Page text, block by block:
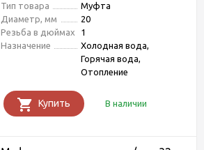
Тип товара
Муфта
Диаметр, мм
20
Резьба в дюймах
1
Назначение
Холодная вода,
Горячая вода,
Отопление
Купить В наличии